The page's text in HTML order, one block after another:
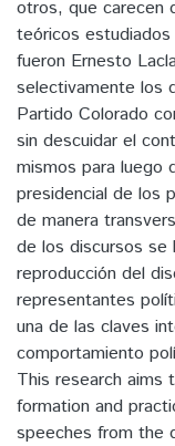
otros, que carecen
teóricos
fueron Ernesto
selectivamente los
Partido Colorado
sin descuidar el
mismos para luego
presidencial de los
de manera
de los discursos se
reproducción del
representantes
una de las claves
comportamiento
This research aims
formation and
speeches from the